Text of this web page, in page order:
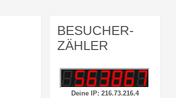
BESUCHER-
ZÄHLER
Deine IP: 216.73.216.4